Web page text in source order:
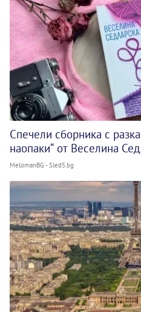
Спечели сборника с
наопаки“ от Веселина
MelomanBG - Sled5.bg